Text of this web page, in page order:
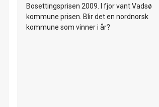
Bosettingsprisen 2009. I fjor vant Vadsø
kommune prisen. Blir det en nordnorsk
kommune som vinner i år?